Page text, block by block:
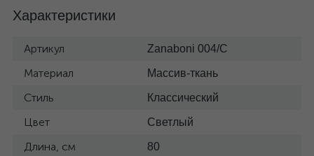
Характеристики
Артикул Zanaboni 004/C
Материал Массив-ткань
Стиль Классический
Цвет Светлый
Длина, см 80